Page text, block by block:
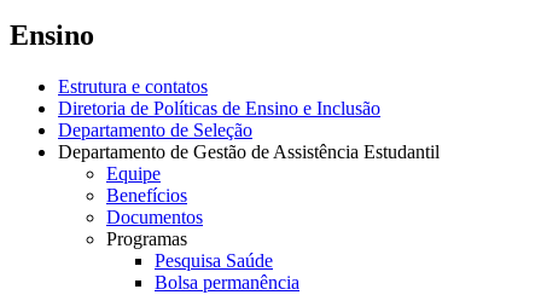
Ensino
Estrutura e contatos
Diretoria de Políticas de Ensino e Inclusão
Departamento de Seleção
Departamento de Gestão de Assistência Estudantil
Equipe
Benefícios
Documentos
Programas
Pesquisa Saúde
Bolsa permanência